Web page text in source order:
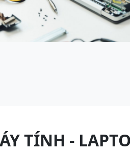
TÍNH -